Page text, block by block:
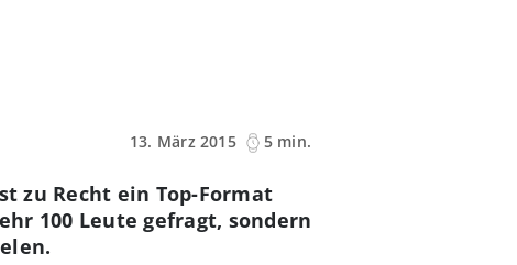
13. März 2015
5 min.
zu Recht ein Top-Format
100 Leute gefragt, sondern